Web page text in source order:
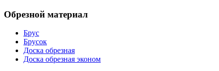
Обрезной материал
Брус
Брусок
Доска обрезная
Доска обрезная эконом